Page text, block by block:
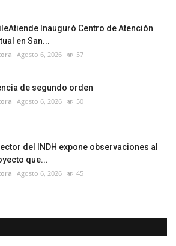
Inauguró Centro de Atención
en San...
Agosto 6, 2026 57
de segundo orden
Agosto 6, 2026 50
del INDH expone observaciones al
que...
Agosto 6, 2026 45